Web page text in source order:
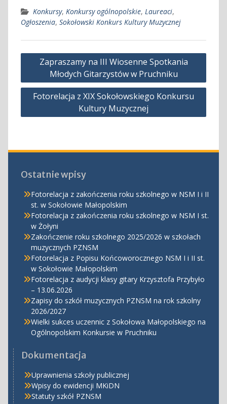
Konkursy, Konkursy ogólnopolskie, Laureaci,
Ogłoszenia, Sokołowski Konkurs Kultury Muzycznej
Nawigacja
Zapraszamy na III Wiosenne Spotkania
Młodych Gitarzystów w Pruchniku
Fotorelacja z XIX Sokołowskiego Konkursu
Kultury Muzycznej
Ostatnie wpisy
Fotorelacja z zakończenia roku szkolnego w NSM I i II
st. w Sokołowie Małopolskim
Fotorelacja z zakończenia roku szkolnego w NSM I st.
w Żołyni
Zakończenie roku szkolnego 2025/2026 w szkołach
muzycznych PZNSM
Fotorelacja z Popisu Końcoworocznego NSM I i II st.
w Sokołowie Małopolskim
Fotorelacja z audycji klasy gitary Krzysztofa Przybyło
– 13.06.2026
Zapisy do szkół muzycznych PZNSM na rok szkolny
2026/2027
Wielki sukces uczennic z Sokołowa Małopolskiego na
Ogólnopolskim Konkursie w Pruchniku
Dokumentacja
Uprawnienia szkoły publicznej
Wpisy do ewidencji MKiDN
Statuty szkół PZNSM